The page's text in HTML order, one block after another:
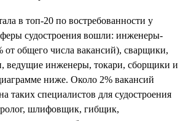
в топ-20 по востребованности у
судостроения вошли: инженеры-
от общего числа вакансий), сварщики,
ведущие инженеры, токари, сборщики и
ниже. Около 2% вакансий
таких специалистов для судостроения
шлифовщик, гибщик,